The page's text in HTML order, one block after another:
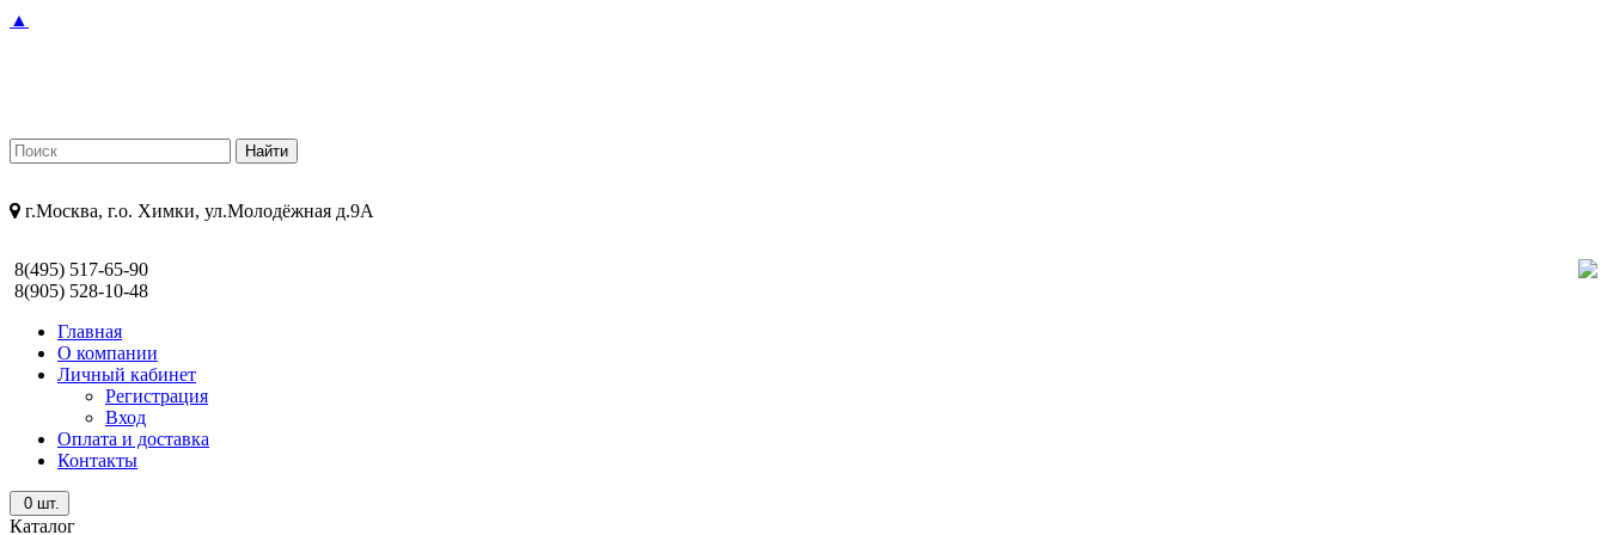
▲
г.Москва, г.о. Химки, ул.Молодёжная д.9А
8(495) 517-65-90
8(905) 528-10-48
Главная
О компании
Личный кабинет
Регистрация
Вход
Оплата и доставка
Контакты
0 шт.
Каталог